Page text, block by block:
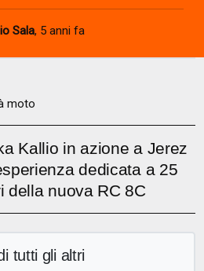
Sala, 5 anni fa
moto
Kallio in azione a Jerez
dedicata a 25
della nuova RC 8C
tutti gli altri